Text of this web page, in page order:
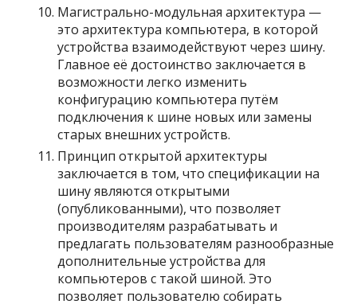
Магистрально-модульная архитектура —
это архитектура компьютера, в которой
устройства взаимодействуют через шину.
Главное её достоинство заключается в
возможности легко изменить
конфигурацию компьютера путём
подключения к шине новых или замены
старых внешних устройств.
Принцип открытой архитектуры
заключается в том, что спецификации на
шину являются открытыми
(опубликованными), что позволяет
производителям разрабатывать и
предлагать пользователям разнообразные
дополнительные устройства для
компьютеров с такой шиной. Это
позволяет пользователю собирать